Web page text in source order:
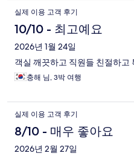
실제 이용 고객 후기
10/10 - 최고예요
2026년 1월 24일
객실 깨끗하고 직원들 친절하고
충해 님, 3박 여행
실제 이용 고객 후기
8/10 - 매우 좋아요
2026년 2월 27일